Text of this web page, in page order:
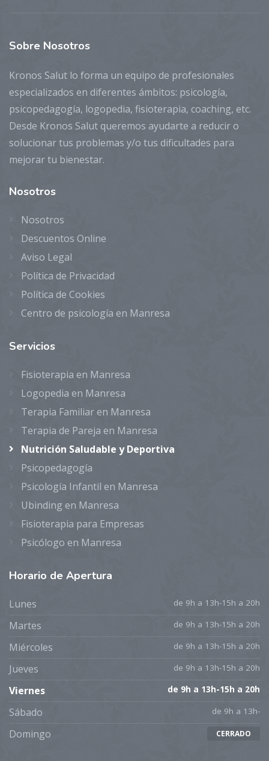
Sobre Nosotros
Kronos Salut lo forma un equipo de profesionales
especializados en diferentes ámbitos: psicología,
psicopedagogía, logopedia, fisioterapia, coaching, etc.
Desde Kronos Salut queremos ayudarte a reducir o
solucionar tus problemas y/o tus dificultades para
mejorar tu bienestar.
Nosotros
Nosotros
Descuentos Online
Aviso Legal
Política de Privacidad
Política de Cookies
Centro de psicología en Manresa
Servicios
Fisioterapia en Manresa
Logopedia en Manresa
Terapia Familiar en Manresa
Terapia de Pareja en Manresa
Nutrición Saludable y Deportiva
Psicopedagogía
Psicología Infantil en Manresa
Ubinding en Manresa
Fisioterapia para Empresas
Psicólogo en Manresa
Horario de Apertura
Lunes de 9h a 13h-15h a 20h
Martes de 9h a 13h-15h a 20h
Miércoles de 9h a 13h-15h a 20h
Jueves de 9h a 13h-15h a 20h
Viernes de 9h a 13h-15h a 20h
Sábado de 9h a 13h-
Domingo CERRADO